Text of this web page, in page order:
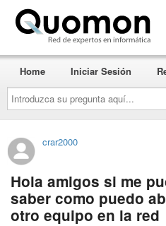
Introduzca
su
pregunta
aquí...
Home Iniciar Sesión
crar2000
Hola amigos si me
saber como puedo
otro equipo en la red